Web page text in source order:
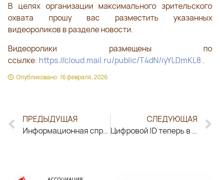
В целях организации максимального зрительского
охвата прошу вас разместить указанных
видеороликов в разделе новости.
Видеоролики размещены по
ссылке: https://cloud.mail.ru/public/T4dN/iyYLDmKL8.
Опубликовано:16 февраля, 2026
ПРЕДЫДУЩАЯ
Информационная справка по организации и проведению мероприятия по финансовой грамотности в БУ «Центр ремесел»
СЛЕДУЮЩАЯ
Цифровой ID теперь в Мах!